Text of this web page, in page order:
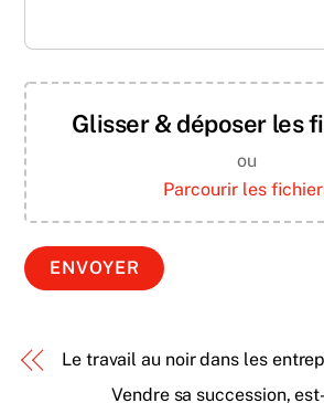
Glisser & déposer les
ou
Parcourir les
Le travail au noir dans les
Vendre sa succession,